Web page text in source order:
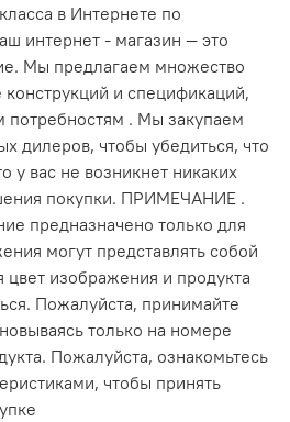
в Интернете по
интернет - магазин — это
Мы предлагаем множество
и спецификаций,
потребностям . Мы закупаем
дилеров, чтобы убедиться, что
у вас не возникнет никаких
покупки. ПРИМЕЧАНИЕ .
предназначено только для
могут представлять собой
цвет изображения и продукта
Пожалуйста, принимайте
только на номере
Пожалуйста, ознакомьтесь
чтобы принять